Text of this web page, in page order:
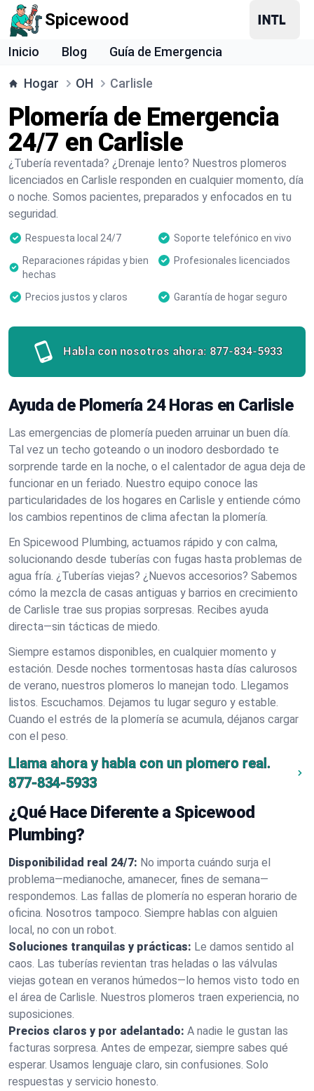
Spicewood
Inicio Blog Guía de Emergencia
Hogar OH Carlisle
Plomería de Emergencia
24/7 en Carlisle
¿Tubería reventada? ¿Drenaje lento? Nuestros plomeros
licenciados en Carlisle responden en cualquier momento, día
o noche. Somos pacientes, preparados y enfocados en tu
seguridad.
Respuesta local 24/7
Soporte telefónico en vivo
Reparaciones rápidas y bien
hechas
Profesionales licenciados
Precios justos y claros Garantía de hogar seguro
Habla con nosotros ahora: 877-834-5933
Ayuda de Plomería 24 Horas en Carlisle
Las emergencias de plomería pueden arruinar un buen día.
Tal vez un techo goteando o un inodoro desbordado te
sorprende tarde en la noche, o el calentador de agua deja de
funcionar en un feriado. Nuestro equipo conoce las
particularidades de los hogares en Carlisle y entiende cómo
los cambios repentinos de clima afectan la plomería.
En Spicewood Plumbing, actuamos rápido y con calma,
solucionando desde tuberías con fugas hasta problemas de
agua fría. ¿Tuberías viejas? ¿Nuevos accesorios? Sabemos
cómo la mezcla de casas antiguas y barrios en crecimiento
de Carlisle trae sus propias sorpresas. Recibes ayuda
directa—sin tácticas de miedo.
Siempre estamos disponibles, en cualquier momento y
estación. Desde noches tormentosas hasta días calurosos
de verano, nuestros plomeros lo manejan todo. Llegamos
listos. Escuchamos. Dejamos tu lugar seguro y estable.
Cuando el estrés de la plomería se acumula, déjanos cargar
con el peso.
Llama ahora y habla con un plomero real.
877-834-5933
¿Qué Hace Diferente a Spicewood
Plumbing?
Disponibilidad real 24/7: No importa cuándo surja el
problema—medianoche, amanecer, fines de semana—
respondemos. Las fallas de plomería no esperan horario de
oficina. Nosotros tampoco. Siempre hablas con alguien
local, no con un robot.
Soluciones tranquilas y prácticas: Le damos sentido al
caos. Las tuberías revientan tras heladas o las válvulas
viejas gotean en veranos húmedos—lo hemos visto todo en
el área de Carlisle. Nuestros plomeros traen experiencia, no
suposiciones.
Precios claros y por adelantado: A nadie le gustan las
facturas sorpresa. Antes de empezar, siempre sabes qué
esperar. Usamos lenguaje claro, sin confusiones. Solo
respuestas y servicio honesto.